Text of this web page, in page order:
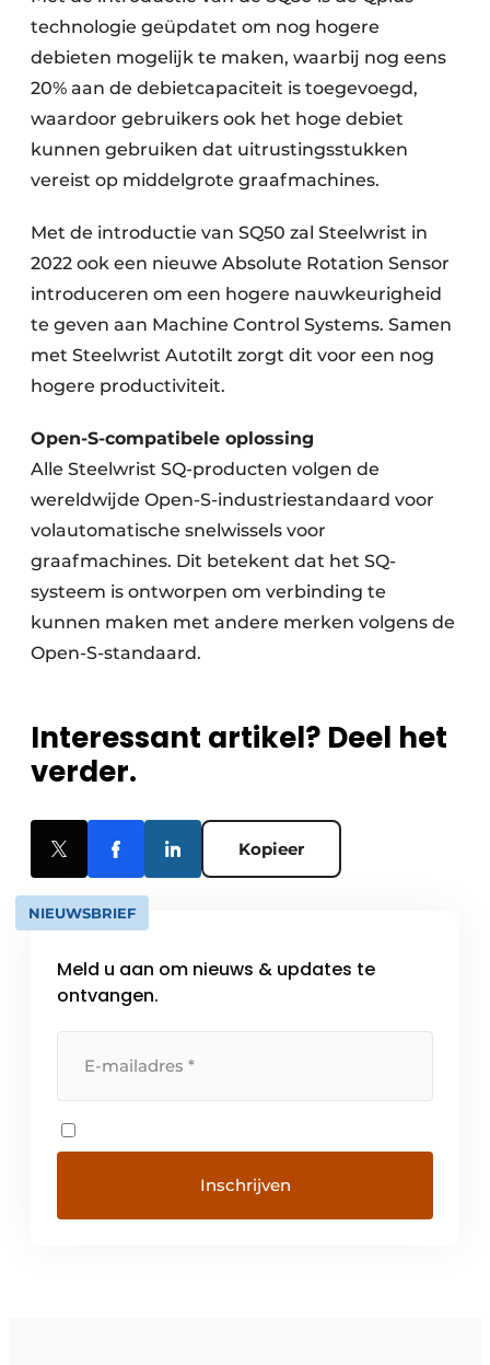
technologie geüpdatet om nog hogere
debieten mogelijk te maken, waarbij nog eens
20% aan de debietcapaciteit is toegevoegd,
waardoor gebruikers ook het hoge debiet
kunnen gebruiken dat uitrustingsstukken
vereist op middelgrote graafmachines.
Met de introductie van SQ50 zal Steelwrist in
2022 ook een nieuwe Absolute Rotation Sensor
introduceren om een ​​hogere nauwkeurigheid
te geven aan Machine Control Systems. Samen
met Steelwrist Autotilt zorgt dit voor een nog
hogere productiviteit.
Open-S-compatibele oplossing
Alle Steelwrist SQ-producten volgen de
wereldwijde Open-S-industriestandaard voor
volautomatische snelwissels voor
graafmachines. Dit betekent dat het SQ-
systeem is ontworpen om verbinding te
kunnen maken met andere merken volgens de
Open-S-standaard.
Interessant artikel? Deel het
verder.
Kopieer
NIEUWSBRIEF
Meld u aan om nieuws & updates te
ontvangen.